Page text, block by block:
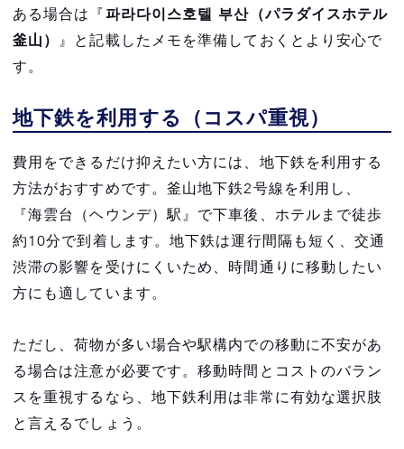
ある場合は『파라다이스호텔 부산（パラダイスホテル
釜山） 』と記載したメモを準備しておくとより安心で
す。
地下鉄を利用する（コスパ重視）
費用をできるだけ抑えたい方には、地下鉄を利用する
方法がおすすめです。釜山地下鉄2号線を利用し、
『海雲台（ヘウンデ）駅』で下車後、ホテルまで徒歩
約10分で到着します。地下鉄は運行間隔も短く、交通
渋滞の影響を受けにくいため、時間通りに移動したい
方にも適しています。
ただし、荷物が多い場合や駅構内での移動に不安があ
る場合は注意が必要です。移動時間とコストのバラン
スを重視するなら、地下鉄利用は非常に有効な選択肢
と言えるでしょう。